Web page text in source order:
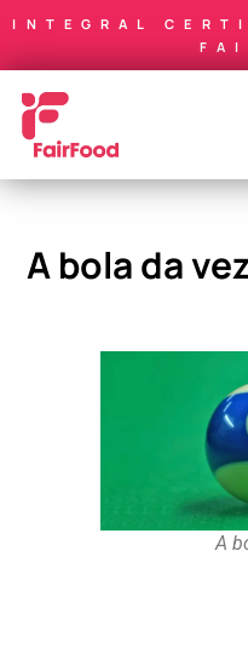
INTEGRAL
A bola da
A